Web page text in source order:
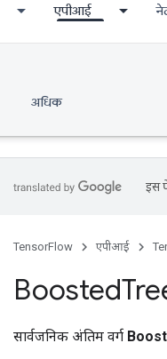
एपीआई
अधिक
इस
TensorFlow एपीआई
Boosted
सार्वजनिक अंतिम वर्ग